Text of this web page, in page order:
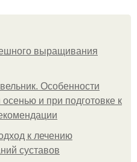
выращивания
Особенности
и при подготовке к
к лечению
суставов